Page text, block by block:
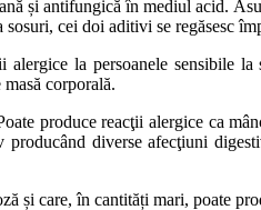
și antifungică în mediul acid.
sosuri, cei doi aditivi se regăsesc
alergice la persoanele sensibile
corporală.
produce reacţii alergice ca
producând diverse afecţiuni
și care, în cantități mari, poate